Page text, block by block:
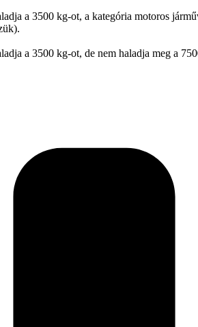
a 3500 kg-ot, a kategória motoros
a 3500 kg-ot, de nem haladja meg a